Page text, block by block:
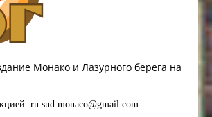
Монако и Лазурного берега на
ru.sud.monaco@gmail.com